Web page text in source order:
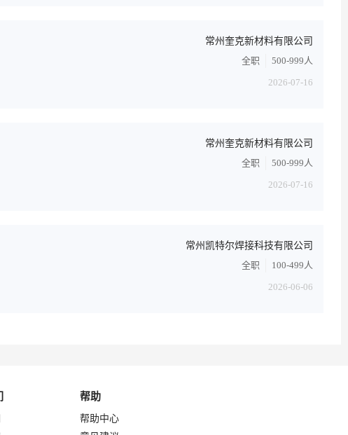
常州奎克新材料有限公司
全职 500-999人
2026-07-16
常州奎克新材料有限公司
全职 500-999人
2026-07-16
常州凯特尔焊接科技有限公司
全职 100-499人
2026-06-06
帮助
帮助中心